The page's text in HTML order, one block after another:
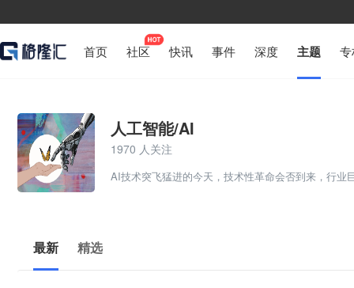
首页 社区 快讯 事件 深度 主题
人工智能/AI
1970 人关注
AI技术突飞猛进的今天，技术性革命会否到来，行业
最新 精选